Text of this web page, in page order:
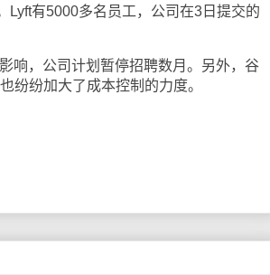
Lyft有5000多名员工，公司在3日提交的
响，公司计划暂停招聘数月。另外，谷
纷纷加大了成本控制的力度。